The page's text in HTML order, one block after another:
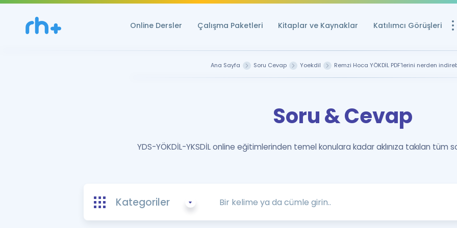
Online Dersler Çalışma Paketleri Kitaplar ve Kaynaklar Katılımcı Görüşleri
Ücretsiz
YDS ve YÖKDİL
YDS ve YÖKDİL
Tüm ÖSYM
Ana Sayfa Soru Cevap Yoekdil Remzi Hoca YÖKDİL PDF'lerini nerden
Soru & Cevap
YDS-YÖKDİL-YKSDİL online eğitimlerinden temel konulara kadar aklınıza takılan tüm
Kategoriler